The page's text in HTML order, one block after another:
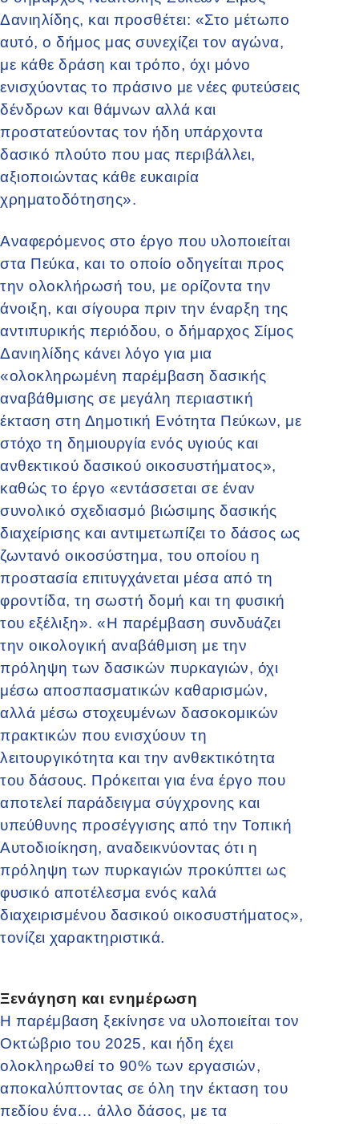
Δανιηλίδης, και προσθέτει: «Στο μέτωπο
αυτό, ο δήμος μας συνεχίζει τον αγώνα,
με κάθε δράση και τρόπο, όχι μόνο
ενισχύοντας το πράσινο με νέες φυτεύσεις
δένδρων και θάμνων αλλά και
προστατεύοντας τον ήδη υπάρχοντα
δασικό πλούτο που μας περιβάλλει,
αξιοποιώντας κάθε ευκαιρία
χρηματοδότησης».
Αναφερόμενος στο έργο που υλοποιείται
στα Πεύκα, και το οποίο οδηγείται προς
την ολοκλήρωσή του, με ορίζοντα την
άνοιξη, και σίγουρα πριν την έναρξη της
αντιπυρικής περιόδου, ο δήμαρχος Σίμος
Δανιηλίδης κάνει λόγο για μια
«ολοκληρωμένη παρέμβαση δασικής
αναβάθμισης σε μεγάλη περιαστική
έκταση στη Δημοτική Ενότητα Πεύκων, με
στόχο τη δημιουργία ενός υγιούς και
ανθεκτικού δασικού οικοσυστήματος»,
καθώς το έργο «εντάσσεται σε έναν
συνολικό σχεδιασμό βιώσιμης δασικής
διαχείρισης και αντιμετωπίζει το δάσος ως
ζωντανό οικοσύστημα, του οποίου η
προστασία επιτυγχάνεται μέσα από τη
φροντίδα, τη σωστή δομή και τη φυσική
του εξέλιξη». «Η παρέμβαση συνδυάζει
την οικολογική αναβάθμιση με την
πρόληψη των δασικών πυρκαγιών, όχι
μέσω αποσπασματικών καθαρισμών,
αλλά μέσω στοχευμένων δασοκομικών
πρακτικών που ενισχύουν τη
λειτουργικότητα και την ανθεκτικότητα
του δάσους. Πρόκειται για ένα έργο που
αποτελεί παράδειγμα σύγχρονης και
υπεύθυνης προσέγγισης από την Τοπική
Αυτοδιοίκηση, αναδεικνύοντας ότι η
πρόληψη των πυρκαγιών προκύπτει ως
φυσικό αποτέλεσμα ενός καλά
διαχειρισμένου δασικού οικοσυστήματος»,
τονίζει χαρακτηριστικά.
Ξενάγηση και ενημέρωση
Η παρέμβαση ξεκίνησε να υλοποιείται τον
Οκτώβριο του 2025, και ήδη έχει
ολοκληρωθεί το 90% των εργασιών,
αποκαλύπτοντας σε όλη την έκταση του
πεδίου ένα… άλλο δάσος, με τα